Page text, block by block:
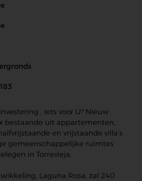
, iets voor U? Nieuw
bestaande uit appartementen,
en vrijstaande villa’s
gemeenschappelijke ruimtes
in Torrevieja.
Laguna Rosa, zal 240